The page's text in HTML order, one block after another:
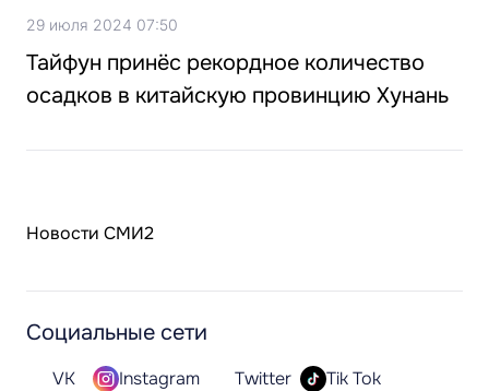
29 июля 2024 07:50
Тайфун принёс рекордное количество
осадков в китайскую провинцию Хунань
Новости СМИ2
Социальные сети
VK Instagram Twitter
Tik Tok